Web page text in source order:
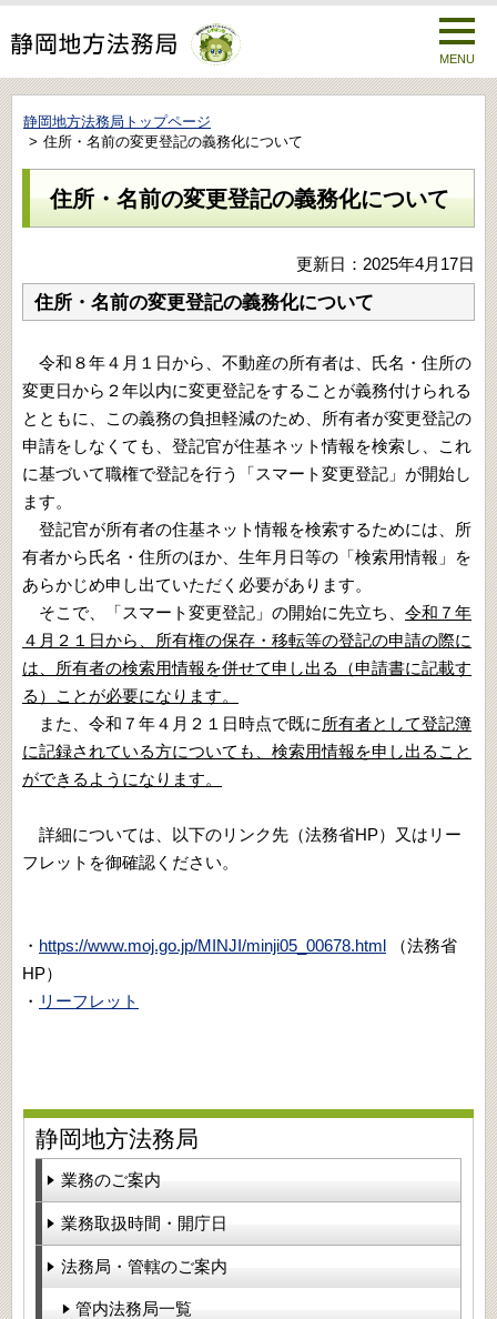
MENU
静岡地方法務局トップページ
住所・名前の変更登記の義務化について
住所・名前の変更登記の義務化について
更新日：2025年4月17日
住所・名前の変更登記の義務化について
令和８年４月１日から、不動産の所有者は、氏名・住所の
変更日から２年以内に変更登記をすることが義務付けられる
とともに、この義務の負担軽減のため、所有者が変更登記の
申請をしなくても、登記官が住基ネット情報を検索し、これ
に基づいて職権で登記を行う「スマート変更登記」が開始し
ます。
登記官が所有者の住基ネット情報を検索するためには、所
有者から氏名・住所のほか、生年月日等の「検索用情報」を
あらかじめ申し出ていただく必要があります。
そこで、「スマート変更登記」の開始に先立ち、 令和７年
４月２１日から、所有権の保存・移転等の登記の申請の際に
は、所有者の検索用情報を併せて申し出る（申請書に記載す
る）ことが必要になります。
また、令和７年４月２１日時点で既に 所有者として登記簿
に記録されている方についても、検索用情報を申し出ること
ができるようになります。
詳細については、以下のリンク先（法務省HP）又はリー
フレットを御確認ください。
・ https://www.moj.go.jp/MINJI/minji05_00678.html （法務省
HP）
・ リーフレット
静岡地方法務局
業務のご案内
業務取扱時間・開庁日
法務局・管轄のご案内
管内法務局一覧